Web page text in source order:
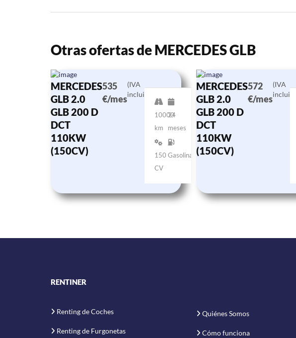
Otras ofertas de MERCEDES GLB
MERCEDES
GLB 2.0
GLB 200 D
DCT
110KW
(150CV)
535
€/mes
(IVA
incluido)
10000
km
24
meses
150
CV
Gasolina
MERCEDES
GLB 2.0
GLB 200 D
DCT
110KW
(150CV)
572
€/mes
(IVA
incluido)
RENTINER
Renting de Coches
Renting de Furgonetas
Quiénes Somos
Cómo funciona